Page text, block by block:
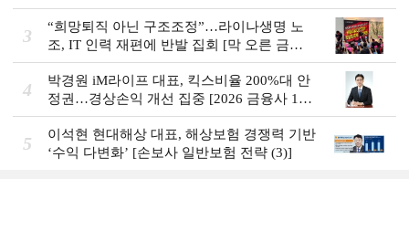
융사 상반기 실적]
3
“희망퇴직 아닌 구조조정”…라이나생명 노
조, IT 인력 재편에 반발 집회 [막 오른 금융
권 하투(夏鬪)]
4
박경원 iM라이프 대표, 킥스비율 200%대 안
정권…경상손익 개선 집중 [2026 금융사 1분
기 실적]
5
이석현 현대해상 대표, 해상보험 경쟁력 기반
‘수익 다변화ʼ [손보사 일반보험 전략 (3)]